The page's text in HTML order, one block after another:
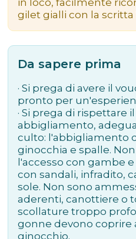
gilet gialli con la scritta
Da sapere prima
· Si prega di avere il
pronto per
· Si prega di rispettare
abbigliamento,
culto: l'abbigliamento
ginocchia e spalle.
l'accesso con gambe
con sandali, infradito,
sole. Non sono
aderenti, canottiere o
scollature troppo
gonne devono coprire
ginocchio.